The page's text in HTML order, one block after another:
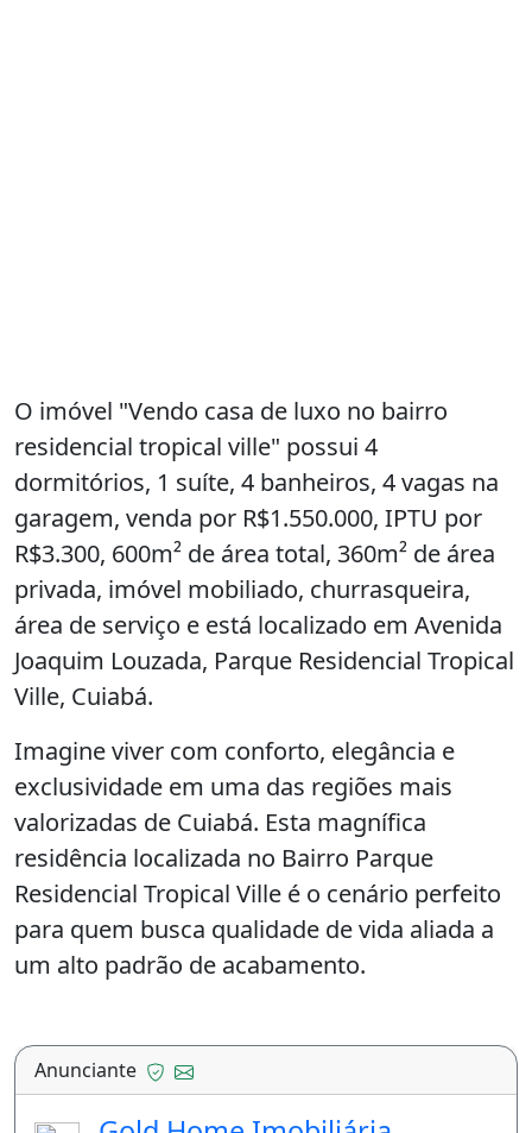
O imóvel "Vendo casa de luxo no bairro
residencial tropical ville" possui 4
dormitórios, 1 suíte, 4 banheiros, 4 vagas na
garagem, venda por R$1.550.000, IPTU por
R$3.300, 600m² de área total, 360m² de área
privada, imóvel mobiliado, churrasqueira,
área de serviço e está localizado em Avenida
Joaquim Louzada, Parque Residencial Tropical
Ville, Cuiabá.
Imagine viver com conforto, elegância e
exclusividade em uma das regiões mais
valorizadas de Cuiabá. Esta magnífica
residência localizada no Bairro Parque
Residencial Tropical Ville é o cenário perfeito
para quem busca qualidade de vida aliada a
um alto padrão de acabamento.
de área construída, o imóvel impressiona já
na chegada, com uma generosa garagem
Anunciante